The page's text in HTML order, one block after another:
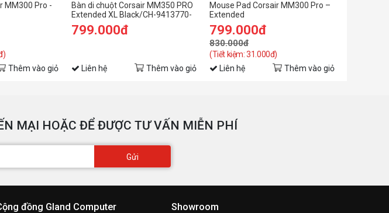
MM300 Pro -
Thêm vào giỏ
Bàn di chuột Corsair MM350 PRO
Extended XL Black/CH-9413770-
WW (930 x 400 x 4mm)
799.000đ
Liên hệ Thêm vào giỏ
Mouse Pad Corsair MM300 Pro –
Extended
799.000đ
830.000đ
(Tiết kiệm: 31.000đ)
Liên hệ Thêm vào giỏ
MẠI HOẶC ĐỂ ĐƯỢC TƯ VẤN MIỄN PHÍ
Gửi
đồng Gland Computer Showroom